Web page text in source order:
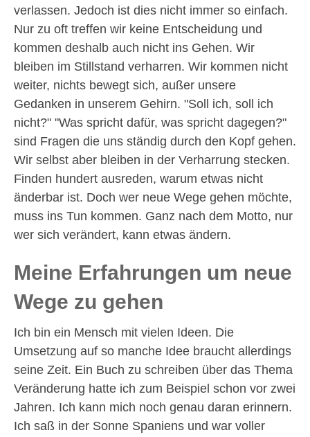
verlassen. Jedoch ist dies nicht immer so einfach.
Nur zu oft treffen wir keine Entscheidung und
kommen deshalb auch nicht ins Gehen. Wir
bleiben im Stillstand verharren. Wir kommen nicht
weiter, nichts bewegt sich, außer unsere
Gedanken in unserem Gehirn. "Soll ich, soll ich
nicht?" "Was spricht dafür, was spricht dagegen?"
sind Fragen die uns ständig durch den Kopf gehen.
Wir selbst aber bleiben in der Verharrung stecken.
Finden hundert ausreden, warum etwas nicht
änderbar ist. Doch wer neue Wege gehen möchte,
muss ins Tun kommen. Ganz nach dem Motto, nur
wer sich verändert, kann etwas ändern.
Meine Erfahrungen um neue
Wege zu gehen
Ich bin ein Mensch mit vielen Ideen. Die
Umsetzung auf so manche Idee braucht allerdings
seine Zeit. Ein Buch zu schreiben über das Thema
Veränderung hatte ich zum Beispiel schon vor zwei
Jahren. Ich kann mich noch genau daran erinnern.
Ich saß in der Sonne Spaniens und war voller